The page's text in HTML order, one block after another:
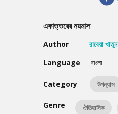
একাত্তরের নয়মাস
Author
রাবেয়া খাতুন
Language
বাংলা
Category উপন্যাস
Genre ঐতিহাসিক